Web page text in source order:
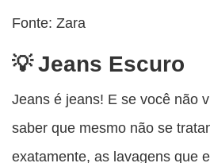
Fonte: Zara
Jeans Escuro
Jeans é jeans! E se você não
saber que mesmo não se
exatamente, as lavagens que